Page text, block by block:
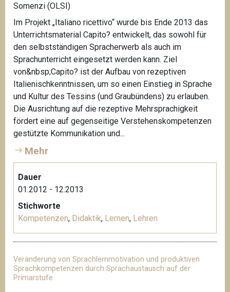
Somenzi (OLSI)
Im Projekt „Italiano ricettivo“ wurde bis Ende 2013 das
Unterrichtsmaterial Capito? entwickelt, das sowohl für
den selbstständigen Spracherwerb als auch im
Sprachunterricht eingesetzt werden kann. Ziel
von&nbsp;Capito? ist der Aufbau von rezeptiven
Italienischkenntnissen, um so einen Einstieg in Sprache
und Kultur des Tessins (und Graubündens) zu erlauben.
Die Ausrichtung auf die rezeptive Mehrsprachigkeit
fördert eine auf gegenseitige Verstehenskompetenzen
gestützte Kommunikation und...
Mehr
Dauer
01.2012 - 12.2013
Stichworte
Kompetenzen, Didaktik, Lernen, Lehren
Veränderung von Sprachlernmotivation und produktiven
Sprachkompetenzen durch Sprachaustausch auf der
Primarstufe